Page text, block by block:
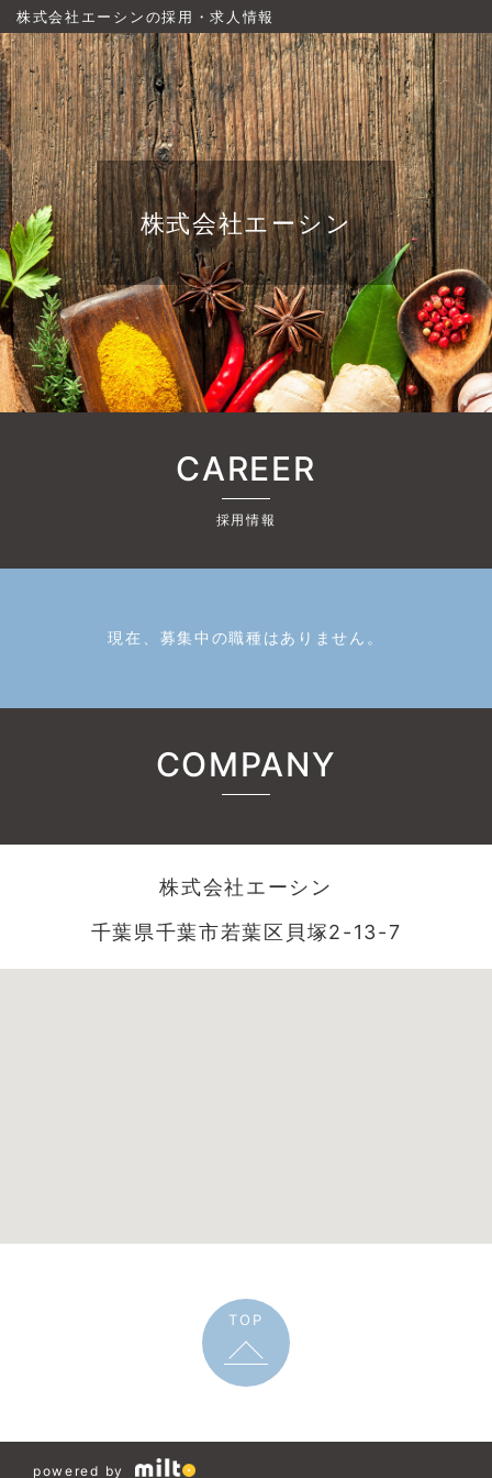
株式会社エーシンの採用・求人情報
株式会社エーシン
CAREER
採用情報
現在、募集中の職種はありません。
COMPANY
株式会社エーシン
千葉県千葉市若葉区貝塚2-13-7
TOP
powered by